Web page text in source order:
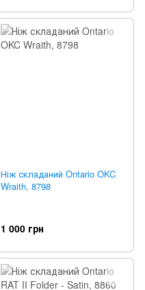
Ніж складаний Ontario OKC
Wraith, 8798
1 000 грн